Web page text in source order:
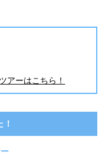
アーはこちら！